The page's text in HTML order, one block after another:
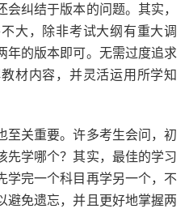
纠结于版本的问题。其实，
大，除非考试大纲有重大调
年的版本即可。无需过度追求
材内容，并灵活运用所学知
至关重要。许多考生会问，初
先学哪个？其实，最佳的学习
学完一个科目再学另一个，不
避免遗忘，并且更好地掌握两